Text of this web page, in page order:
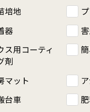
培地
器
ス用コーティ
剤
マット
台車